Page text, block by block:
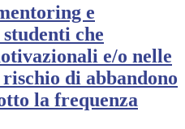
e
che
e/o nelle
di abbandono
la frequenza